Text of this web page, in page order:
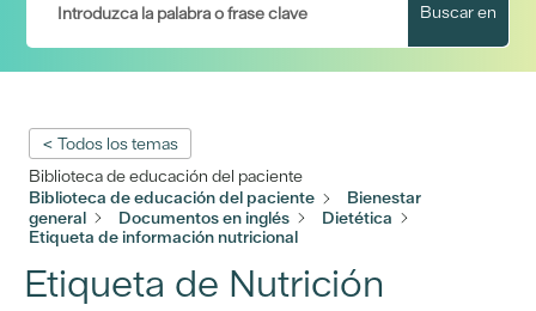
Buscar en
< Todos los temas
Biblioteca de educación del paciente
Biblioteca de educación del paciente
Bienestar
general
Documentos en inglés
Dietética
Etiqueta de información nutricional
Etiqueta de Nutrición